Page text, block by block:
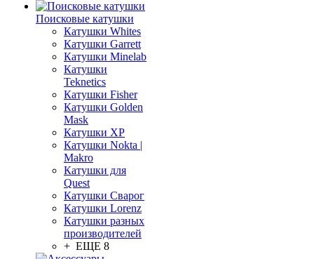
Поисковые катушки
Катушки Whites
Катушки Garrett
Катушки Minelab
Катушки
Teknetics
Катушки Fisher
Катушки Golden
Mask
Катушки XP
Катушки Nokta |
Makro
Катушки для
Quest
Катушки Сварог
Катушки Lorenz
Катушки разных
производителей
+ ЕЩЕ 8